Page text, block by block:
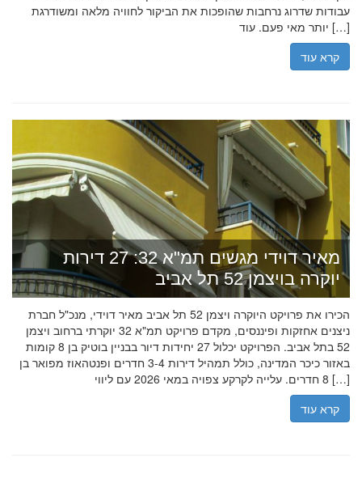
עבודות שדרוג נרחבות שהופכות את הביקור לחוויה מלאה ומשודרגת
יותר מאי פעם. עוד […]
קרא עוד
מאיר דוידי מגשים תמ"א 32: 27 דירות
יוקרה בויצמן 52 תל אביב
הכירו את פרויקט היוקרה ויצמן 52 תל אביב מאיר דוידי, מנכ"ל חברת
ניצנים אחזקות ופיננסים, מקדם פרויקט תמ"א 32 יוקרתי ברחוב ויצמן
52 בתל אביב. הפרויקט יכלול 27 יחידות דיור בבניין בוטיק בן 8 קומות
באזור כיכר המדינה, כולל תמהיל דירות 3-4 חדרים ופנטהאוז מפואר בן
8 חדרים. עלייה לקרקע צפויה במאי 2026 עם ליווי […]
קרא עוד